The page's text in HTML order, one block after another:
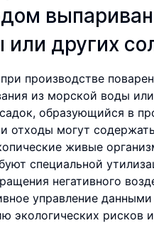
или других
производстве
из морской воды
образующийся в
отходы могут
живые
специальной
негативного
управление
экологических рисков